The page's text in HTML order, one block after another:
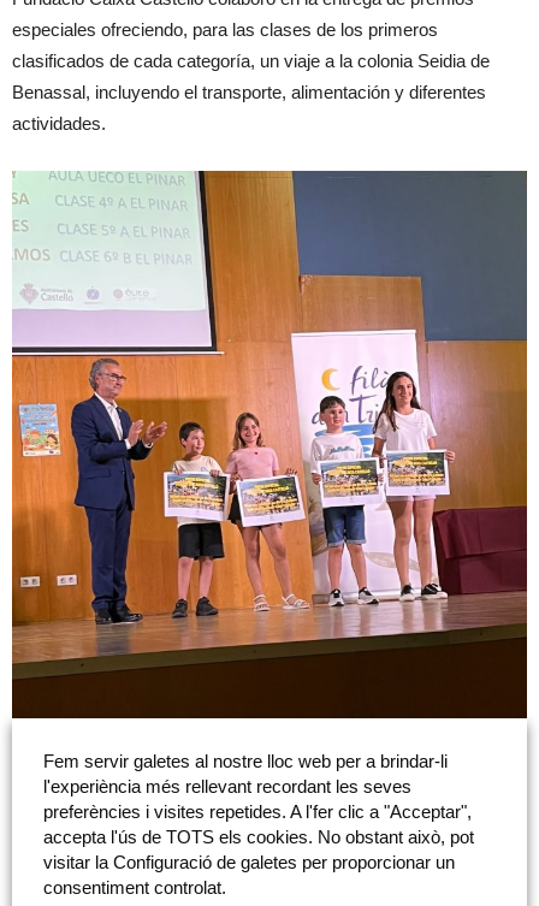
especiales ofreciendo, para las clases de los primeros
clasificados de cada categoría, un viaje a la colonia Seidia de
Benassal, incluyendo el transporte, alimentación y diferentes
actividades.
Fem servir galetes al nostre lloc web per a brindar-li
l'experiència més rellevant recordant les seves
preferències i visites repetides. A l'fer clic a "Acceptar",
accepta l'ús de TOTS els cookies. No obstant això, pot
visitar la Configuració de galetes per proporcionar un
consentiment controlat.